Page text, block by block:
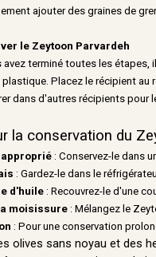
ajouter des graines de
le Zeytoon Parvardeh
avez terminé toutes les
Placez le récipient au
dans d'autres récipients pour
la conservation du
: Conservez-le dans
: Gardez-le dans le
d'huile : Recouvrez-le d'une
moisissure : Mélangez le
: Pour une conservation
olives sans noyau et des